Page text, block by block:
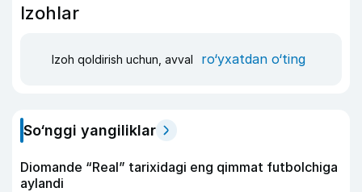
Izohlar
Izoh qoldirish uchun, avval ro‘yxatdan o‘ting
So‘nggi yangiliklar
Diomande “Real” tarixidagi eng qimmat futbolchiga
aylandi